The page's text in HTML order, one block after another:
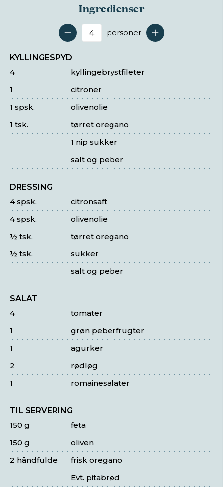
Ingredienser
Antal serveringer
personer
KYLLINGESPYD
kyllingebrystfileter
4
citroner
1
olivenolie
1 spsk.
tørret oregano
1 tsk.
1 nip sukker
salt og peber
DRESSING
citronsaft
4 spsk.
olivenolie
4 spsk.
tørret oregano
½ tsk.
sukker
½ tsk.
salt og peber
SALAT
tomater
4
grøn peberfrugter
1
agurker
1
rødløg
2
romainesalater
1
TIL SERVERING
feta
150 g
oliven
150 g
frisk oregano
2 håndfulde
Evt. pitabrød